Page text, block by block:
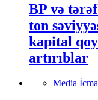
BP və
ton
kapital
artırıblar
Media